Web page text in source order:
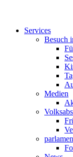
Services
Besuch
Medien